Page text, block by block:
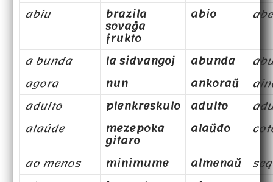
abiu
brazila
sovaĝa
frukto
abio
a bunda la sidvangoj abunda
agora
nun ankoraŭ
adulto
plenkreskulo adulto
alaúde
mezepoka
gitaro
alaŭdo
ao menos
minimume almenaŭ